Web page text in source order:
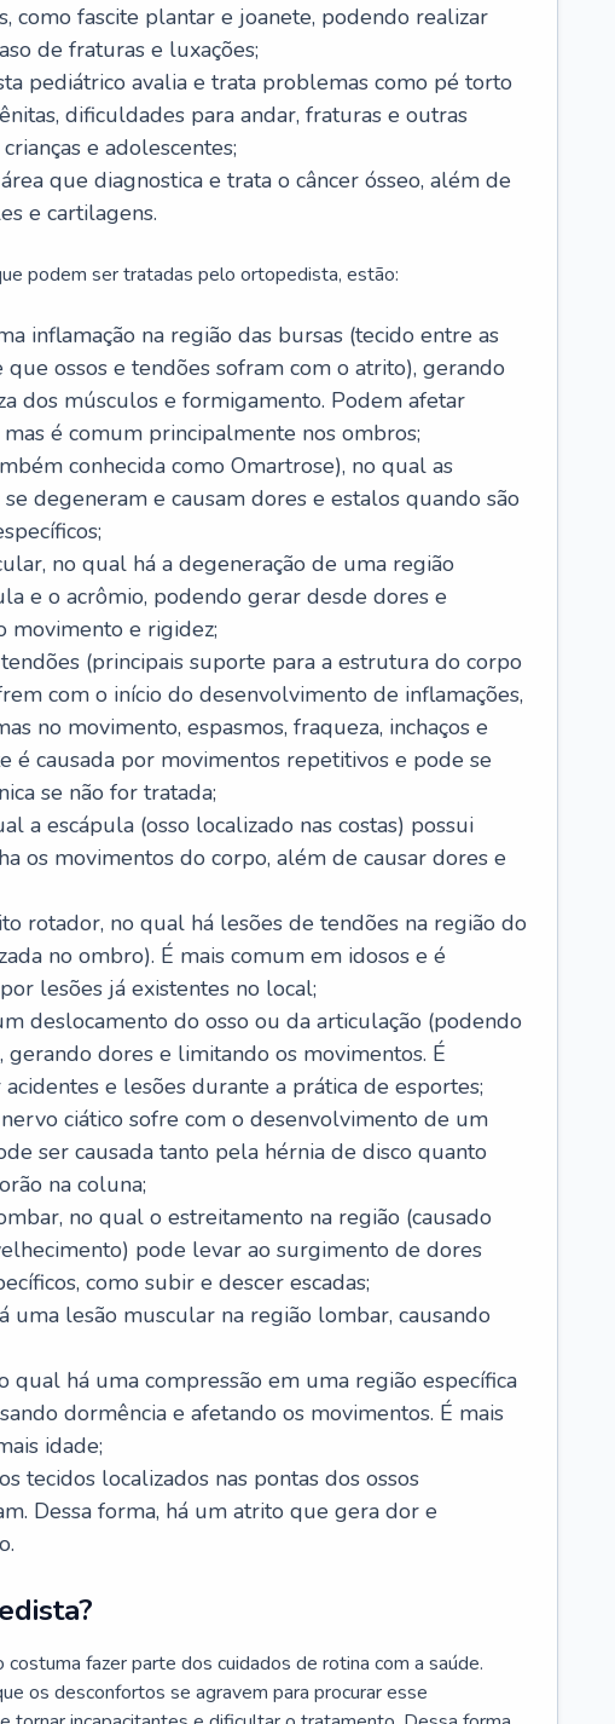
como fascite plantar e joanete, podendo realizar
de fraturas e luxações;
pediátrico avalia e trata problemas como pé torto
dificuldades para andar, fraturas e outras
e adolescentes;
que diagnostica e trata o câncer ósseo, além de
e cartilagens.
podem ser tratadas pelo ortopedista, estão:
inflamação na região das bursas (tecido entre as
ossos e tendões sofram com o atrito), gerando
dos músculos e formigamento. Podem afetar
é comum principalmente nos ombros;
conhecida como Omartrose), no qual as
degeneram e causam dores e estalos quando são
no qual há a degeneração de uma região
e o acrômio, podendo gerar desde dores e
movimento e rigidez;
(principais suporte para a estrutura do corpo
com o início do desenvolvimento de inflamações,
no movimento, espasmos, fraqueza, inchaços e
é causada por movimentos repetitivos e pode se
se não for tratada;
a escápula (osso localizado nas costas) possui
os movimentos do corpo, além de causar dores e
rotador, no qual há lesões de tendões na região do
no ombro). É mais comum em idosos e é
lesões já existentes no local;
deslocamento do osso ou da articulação (podendo
dores e limitando os movimentos. É
e lesões durante a prática de esportes;
ciático sofre com o desenvolvimento de um
ser causada tanto pela hérnia de disco quanto
na coluna;
no qual o estreitamento na região (causado
pode levar ao surgimento de dores
como subir e descer escadas;
uma lesão muscular na região lombar, causando
qual há uma compressão em uma região específica
dormência e afetando os movimentos. É mais
idade;
tecidos localizados nas pontas dos ossos
Dessa forma, há um atrito que gera dor e
fazer parte dos cuidados de rotina com a saúde.
os desconfortos se agravem para procurar esse